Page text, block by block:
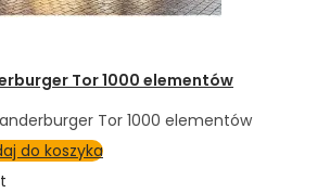
Tor 1000 elementów
Tor 1000 elementów
do koszyka